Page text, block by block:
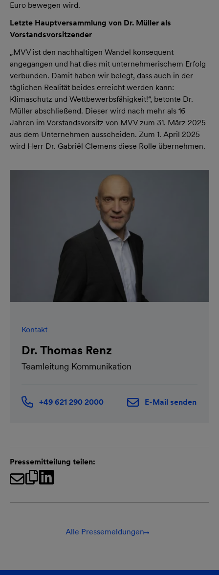
Euro bewegen wird.
Letzte Hauptversammlung von Dr. Müller als
Vorstandsvorsitzender
„MVV ist den nachhaltigen Wandel konsequent
angegangen und hat dies mit unternehmerischem Erfolg
verbunden. Damit haben wir belegt, dass auch in der
täglichen Realität beides erreicht werden kann:
Klimaschutz und Wettbewerbsfähigkeit!“, betonte Dr.
Müller abschließend. Dieser wird nach mehr als 16
Jahren im Vorstandsvorsitz von MVV zum 31. März 2025
aus dem Unternehmen ausscheiden. Zum 1. April 2025
wird Herr Dr. Gabriël Clemens diese Rolle übernehmen.
Kontakt
Dr. Thomas Renz
Teamleitung Kommunikation
+49 621 290 2000 E-Mail senden
Pressemitteilung teilen:
Alle Pressemeldungen